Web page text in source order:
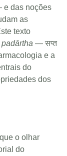
e das noções
as
texto
— सप्त
e a
do
dos
o olhar
do